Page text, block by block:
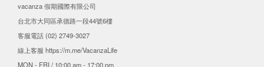
vacanza 假期國際有限公司
台北市大同區承德路一段44號6樓
客服電話 (02) 2749-3027
線上客服 https://m.me/VacanzaLife
MON - FRI / 10:00 am - 17:00 pm